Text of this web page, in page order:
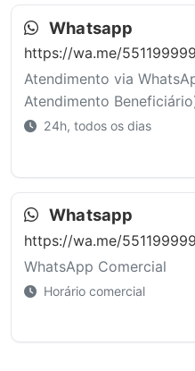
Whatsapp
https://wa.me/
Atendimento via
Atendimento
24h, todos os dias
Whatsapp
https://wa.me/
WhatsApp Comercial
Horário comercial